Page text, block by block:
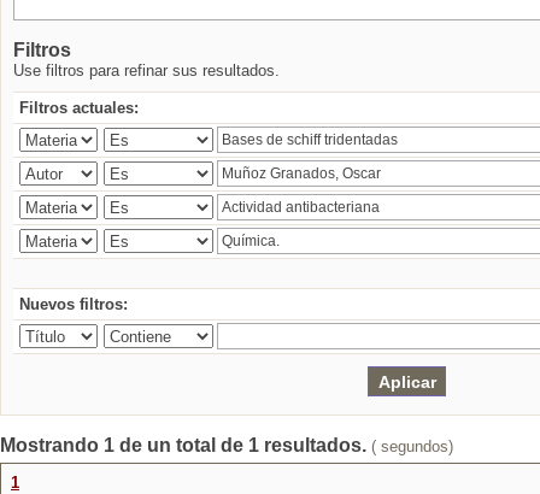
Filtros
Use filtros para refinar sus resultados.
Filtros actuales:
Nuevos filtros:
Mostrando 1 de un total de 1 resultados. ( segundos)
1